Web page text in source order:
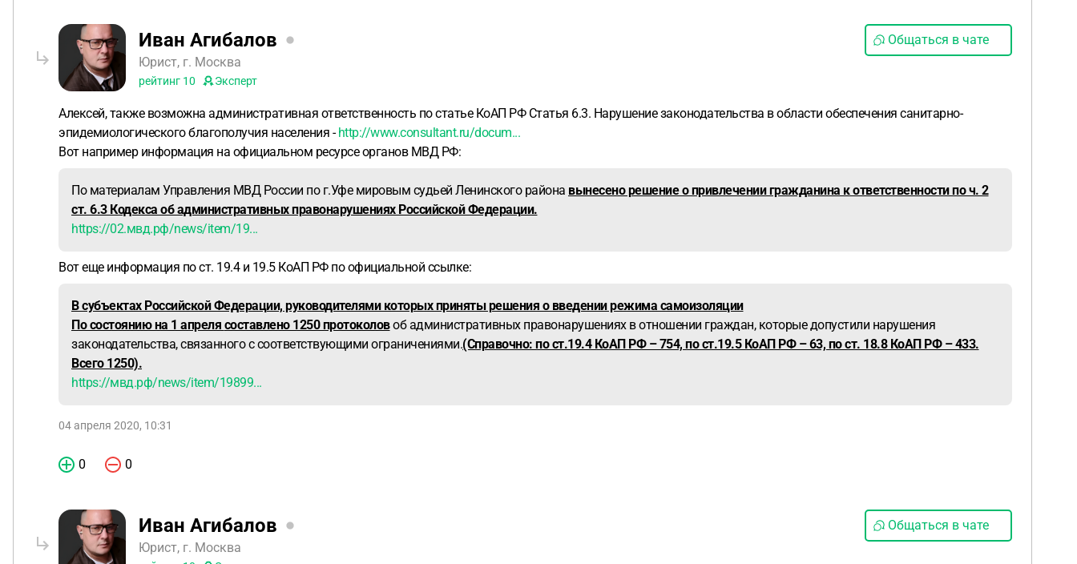
Иван Агибалов
Юрист, г. Москва
рейтинг 10 Эксперт
Общаться в чате
Алексей, также возможна административная ответственность по статье КоАП РФ Статья 6.3. Нарушение законодательства в области обеспечения санитарно-
эпидемиологического благополучия населения -http://www.consultant.ru/docum...
Вот например информация на официальном ресурсе органов МВД РФ:
По материалам Управления МВД России по г.Уфе мировым судьей Ленинского района вынесено решение о привлечении гражданина к ответственности по ч. 2
ст. 6.3 Кодекса об административных правонарушениях Российской Федерации.
https://02.мвд.рф/news/item/19...
Вот еще информация по ст. 19.4 и 19.5 КоАП РФ по официальной ссылке:
В субъектах Российской Федерации, руководителями которых приняты решения о введении режима самоизоляции
По состоянию на 1 апреля составлено 1250 протоколовоб административных правонарушениях в отношении граждан, которые допустили нарушения
законодательства, связанного с соответствующими ограничениями.(Справочно: по ст.19.4 КоАП РФ – 754, по ст.19.5 КоАП РФ – 63, по ст. 18.8 КоАП РФ – 433.
Всего 1250).
https://мвд.рф/news/item/19899...
04 апреля 2020, 10:31
0 0
Иван Агибалов
Юрист, г. Москва
Общаться в чате